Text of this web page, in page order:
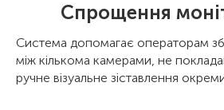
Спрощення
Система допомагає операторам
між кількома камерами, не
ручне візуальне зіставлення